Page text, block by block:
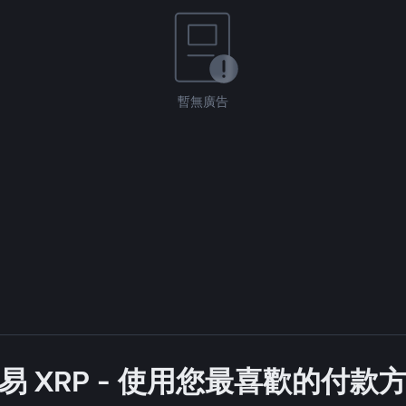
暫無廣告
XRP - 使用您最喜歡的付款